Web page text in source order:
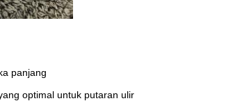
panjang
optimal untuk putaran ulir